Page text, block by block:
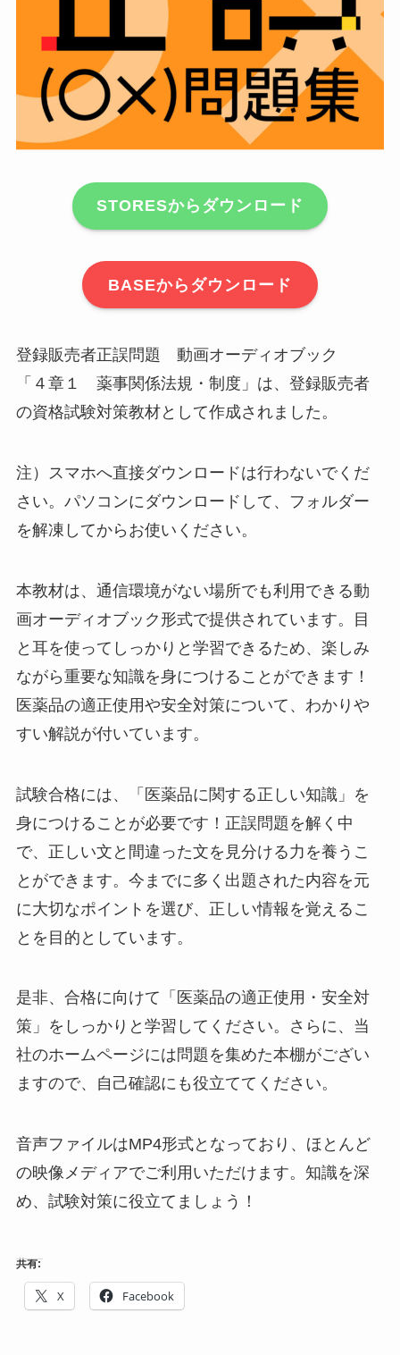
STORESからダウンロード
BASEからダウンロード
登録販売者正誤問題 動画オーディオブック
「４章１ 薬事関係法規・制度」は、登録販売者
の資格試験対策教材として作成されました。
注）スマホへ直接ダウンロードは行わないでくだ
さい。パソコンにダウンロードして、フォルダー
を解凍してからお使いください。
本教材は、通信環境がない場所でも利用できる動
画オーディオブック形式で提供されています。目
と耳を使ってしっかりと学習できるため、楽しみ
ながら重要な知識を身につけることができます！
医薬品の適正使用や安全対策について、わかりや
すい解説が付いています。
試験合格には、「医薬品に関する正しい知識」を
身につけることが必要です！正誤問題を解く中
で、正しい文と間違った文を見分ける力を養うこ
とができます。今までに多く出題された内容を元
に大切なポイントを選び、正しい情報を覚えるこ
とを目的としています。
是非、合格に向けて「医薬品の適正使用・安全対
策」をしっかりと学習してください。さらに、当
社のホームページには問題を集めた本棚がござい
ますので、自己確認にも役立ててください。
音声ファイルはMP4形式となっており、ほとんど
の映像メディアでご利用いただけます。知識を深
め、試験対策に役立てましょう！
共有:
X Facebook